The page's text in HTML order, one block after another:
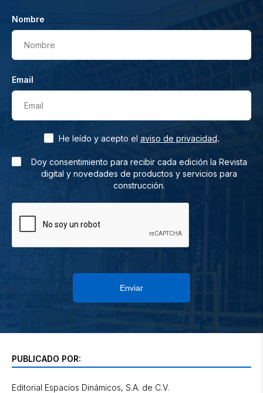
Nombre
Nombre
Email
Email
He leído y acepto el aviso de privacidad.
Doy consentimiento para recibir cada edición la Revista
digital y novedades de productos y servicios para
construcción.
Enviar
PUBLICADO POR:
Editorial Espacios Dinámicos, S.A. de C.V.